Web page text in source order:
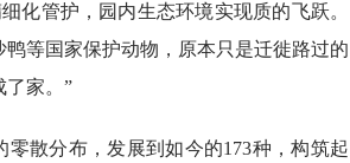
化管护，园内生态环境实现质的飞跃。
等国家保护动物，原本只是迁徙路过的
了家。”
散分布，发展到如今的173种，构筑起